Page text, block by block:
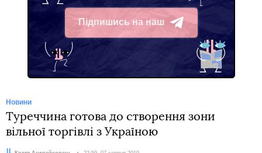
Підпишись на наш
Telegram
Новини
Туреччина готова до створення зони
вільної торгівлі з Україною